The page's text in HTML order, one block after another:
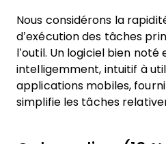
Nous considérons la
d’exécution des tâches
l’outil. Un logiciel bien noté
intelligemment, intuitif à
applications mobiles,
simplifie les tâches